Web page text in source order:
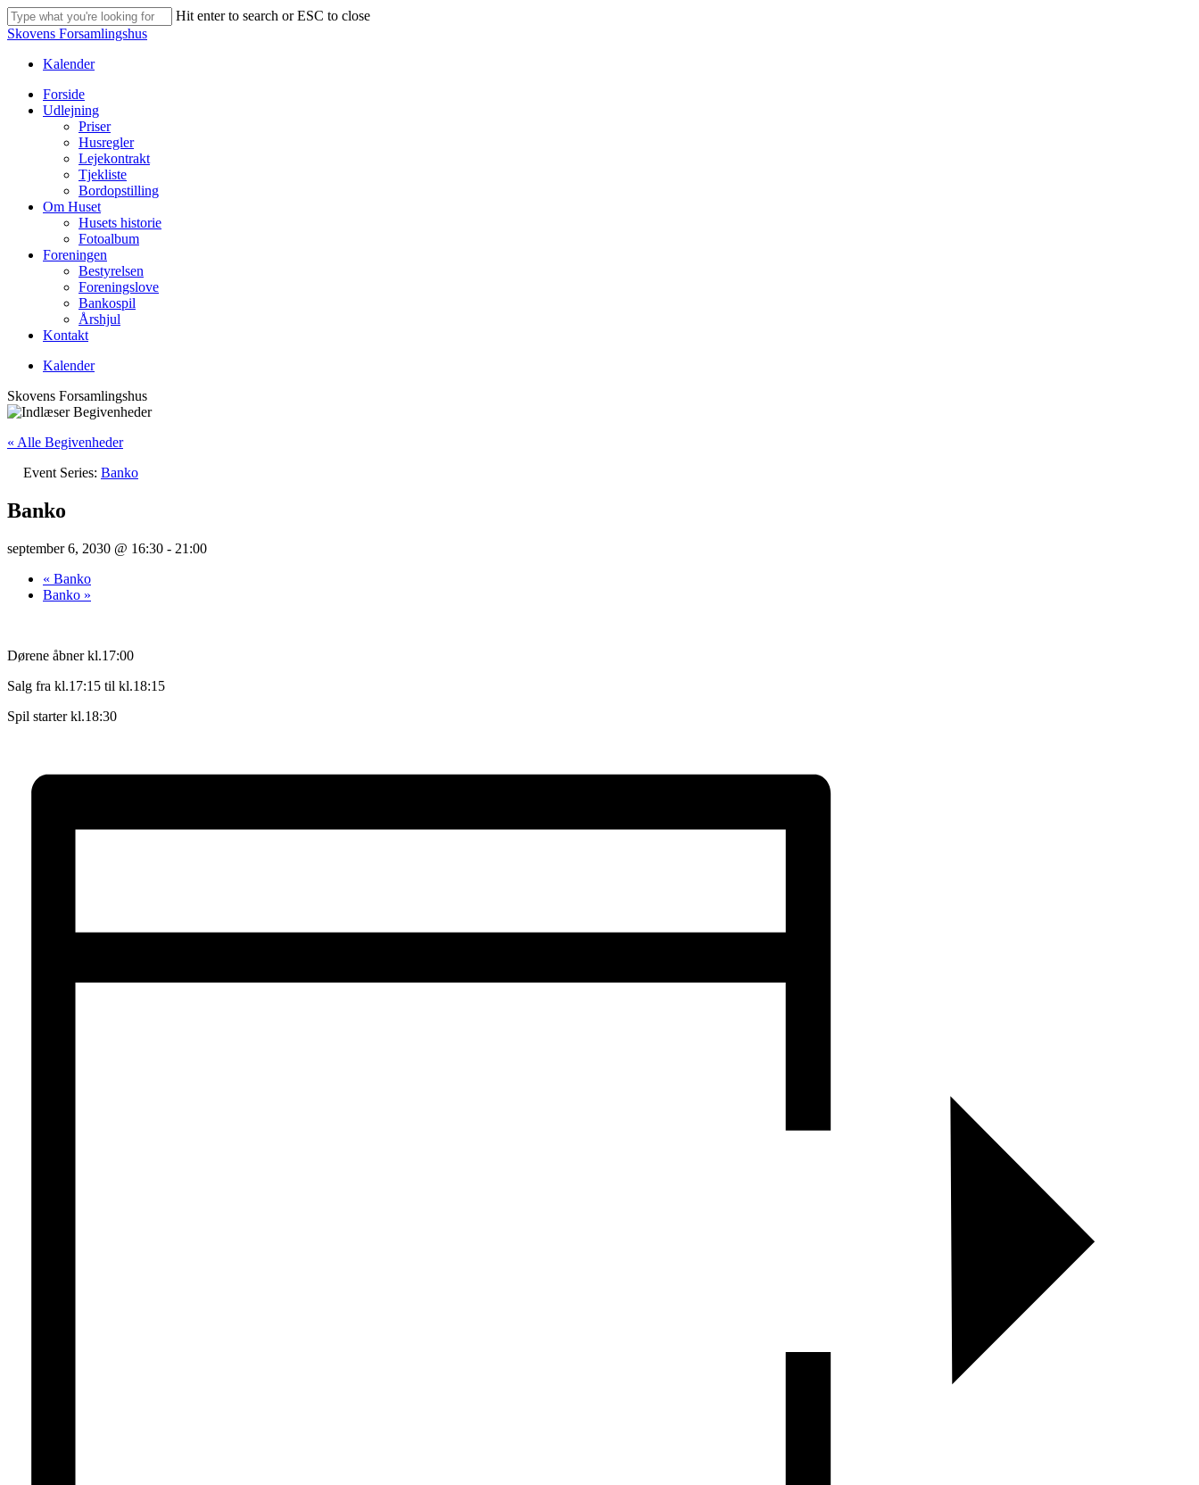
Skip
to
content
Hit enter to search or ESC to close
Close
Skovens Forsamlingshus
Kalender
Menu
Forside
Udlejning
Priser
Husregler
Lejekontrakt
Tjekliste
Bordopstilling
Om Huset
Husets historie
Fotoalbum
Foreningen
Bestyrelsen
Foreningslove
Bankospil
Årshjul
Kontakt
Kalender
Skovens Forsamlingshus
« Alle Begivenheder
Event Series: Banko
Banko
september 6, 2030 @ 16:30 - 21:00
« Banko
Banko »
Dørene åbner kl.17:00
Salg fra kl.17:15 til kl.18:15
Spil starter kl.18:30